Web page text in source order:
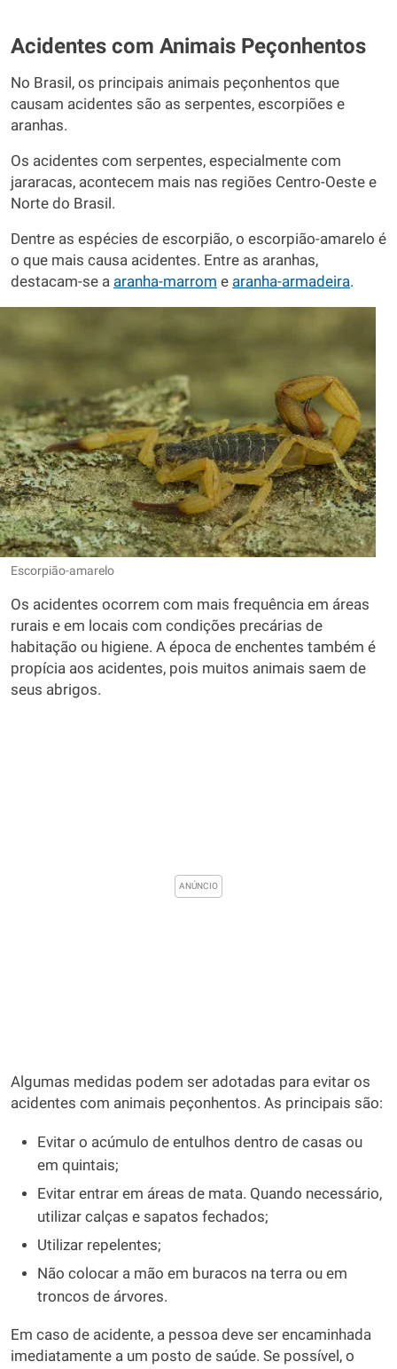
Acidentes com Animais Peçonhentos
No Brasil, os principais animais peçonhentos que
causam acidentes são as serpentes, escorpiões e
aranhas.
Os acidentes com serpentes, especialmente com
jararacas, acontecem mais nas regiões Centro-Oeste e
Norte do Brasil.
Dentre as espécies de escorpião, o escorpião-amarelo é
o que mais causa acidentes. Entre as aranhas,
destacam-se a aranha-marrom e aranha-armadeira.
Escorpião-amarelo
Os acidentes ocorrem com mais frequência em áreas
rurais e em locais com condições precárias de
habitação ou higiene. A época de enchentes também é
propícia aos acidentes, pois muitos animais saem de
seus abrigos.
Algumas medidas podem ser adotadas para evitar os
acidentes com animais peçonhentos. As principais são:
Evitar o acúmulo de entulhos dentro de casas ou
em quintais;
Evitar entrar em áreas de mata. Quando necessário,
utilizar calças e sapatos fechados;
Utilizar repelentes;
Não colocar a mão em buracos na terra ou em
troncos de árvores.
Em caso de acidente, a pessoa deve ser encaminhada
imediatamente a um posto de saúde. Se possível, o